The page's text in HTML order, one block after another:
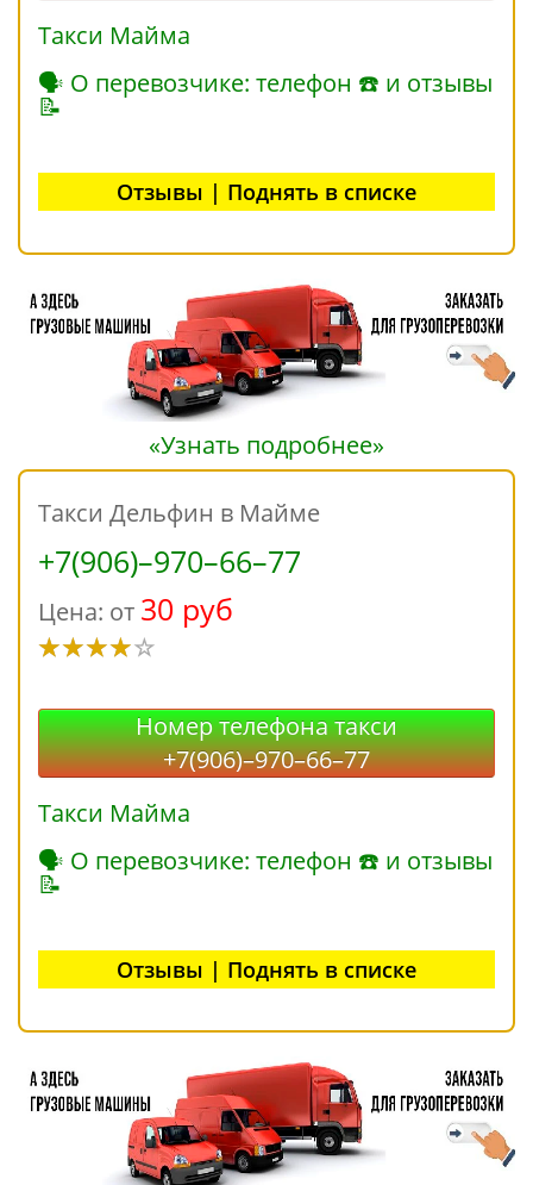
Такси Майма
🗣 О перевозчике: телефон ☎ и отзывы
📝
Отзывы | Поднять в списке
«Узнать подробнее»
Такси Дельфин в Майме
+7(906)–970–66–77
Цена: от 30 руб
Номер телефона такси
+7(906)–970–66–77
Такси Майма
🗣 О перевозчике: телефон ☎ и отзывы
📝
Отзывы | Поднять в списке